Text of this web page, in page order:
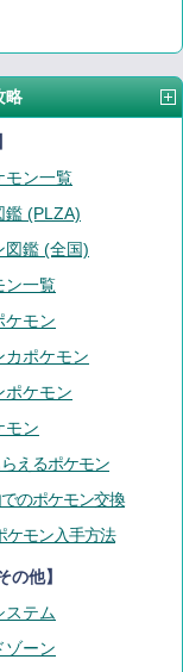
略
モン一覧
鑑 (PLZA)
図鑑 (全国)
ン一覧
ケモン
カポケモン
ポケモン
モン
えるポケモン
のポケモン交換
ケモン入手方法
の他】
ステム
ゾーン